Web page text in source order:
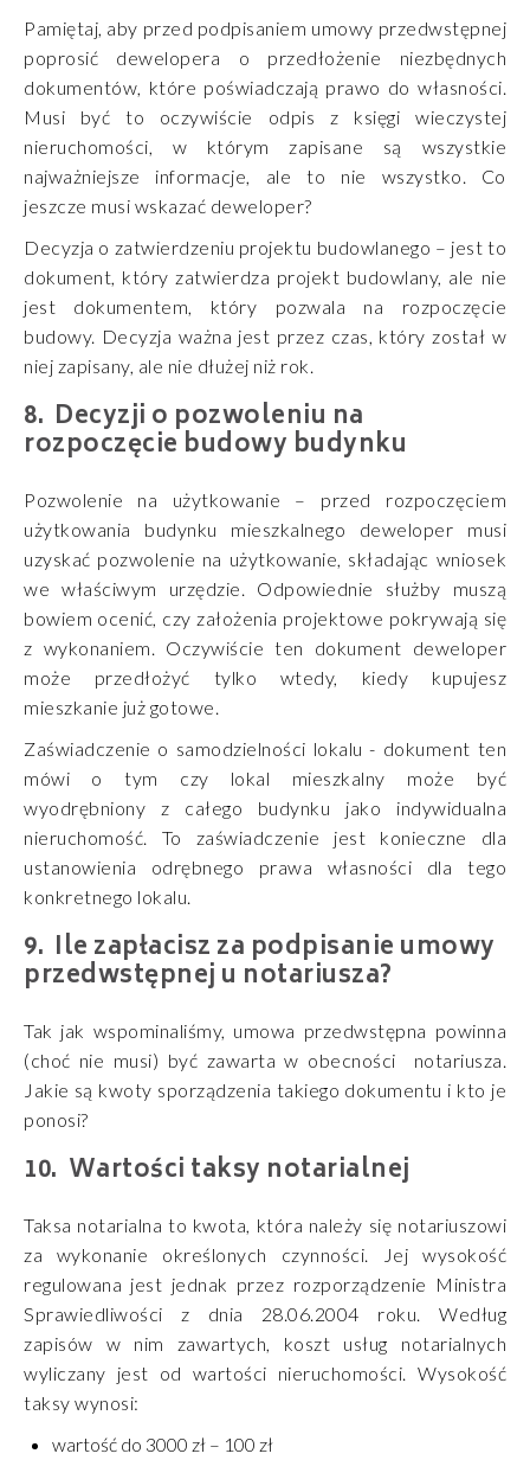
Pamiętaj, aby przed podpisaniem umowy przedwstępnej
poprosić dewelopera o przedłożenie niezbędnych
dokumentów, które poświadczają prawo do własności.
Musi być to oczywiście odpis z księgi wieczystej
nieruchomości, w którym zapisane są wszystkie
najważniejsze informacje, ale to nie wszystko. Co
jeszcze musi wskazać deweloper?
Decyzja o zatwierdzeniu projektu budowlanego – jest to
dokument, który zatwierdza projekt budowlany, ale nie
jest dokumentem, który pozwala na rozpoczęcie
budowy. Decyzja ważna jest przez czas, który został w
niej zapisany, ale nie dłużej niż rok.
Decyzji o pozwoleniu na
rozpoczęcie budowy budynku
Pozwolenie na użytkowanie – przed rozpoczęciem
użytkowania budynku mieszkalnego deweloper musi
uzyskać pozwolenie na użytkowanie, składając wniosek
we właściwym urzędzie. Odpowiednie służby muszą
bowiem ocenić, czy założenia projektowe pokrywają się
z wykonaniem. Oczywiście ten dokument deweloper
może przedłożyć tylko wtedy, kiedy kupujesz
mieszkanie już gotowe.
Zaświadczenie o samodzielności lokalu - dokument ten
mówi o tym czy lokal mieszkalny może być
wyodrębniony z całego budynku jako indywidualna
nieruchomość. To zaświadczenie jest konieczne dla
ustanowienia odrębnego prawa własności dla tego
konkretnego lokalu.
Ile zapłacisz za podpisanie umowy
przedwstępnej u notariusza?
Tak jak wspominaliśmy, umowa przedwstępna powinna
(choć nie musi) być zawarta w obecności notariusza.
Jakie są kwoty sporządzenia takiego dokumentu i kto je
ponosi?
Wartości taksy notarialnej
Taksa notarialna to kwota, która należy się notariuszowi
za wykonanie określonych czynności. Jej wysokość
regulowana jest jednak przez rozporządzenie Ministra
Sprawiedliwości z dnia 28.06.2004 roku. Według
zapisów w nim zawartych, koszt usług notarialnych
wyliczany jest od wartości nieruchomości. Wysokość
taksy wynosi:
wartość do 3000 zł – 100 zł